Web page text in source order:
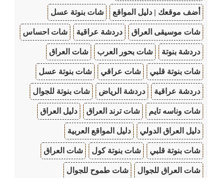
أضف موقعك | دليل المواقع شات بنوتة عسل
شات موسيقى العراق دردشة عراقية شات احساس
دردشة بنوتة شات بحور العرب شات العراق
شات بنوتة قلبي شات عراقي شات بنوتة عسل
دردشة عراقية دردشة الرياض شات بنوتة للجوال
شات وناسه تايم شات ترند العراق دليل العراق
دليل العراق الدولي دليل المواقع العربية
شات بنوتة قلبي شات بنوتة كول شات العراق
شات العراق للجوال شات طموح للجوال